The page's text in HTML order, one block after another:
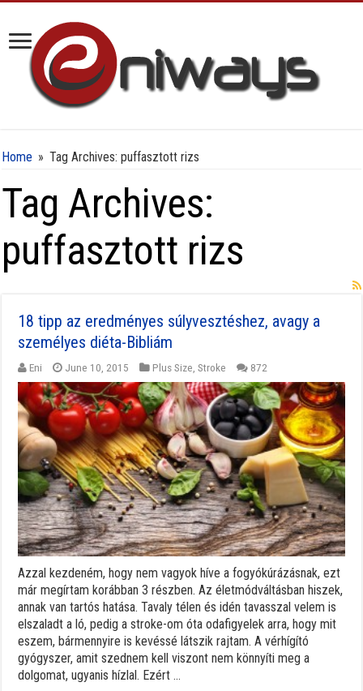
Home » Tag Archives: puffasztott rizs
Tag Archives:
puffasztott rizs
18 tipp az eredményes súlyvesztéshez, avagy a
személyes diéta-Bibliám
Eni June 10, 2015 Plus Size ,Stroke 872
Azzal kezdeném, hogy nem vagyok híve a fogyókúrázásnak, ezt
már megírtam korábban 3 részben. Az életmódváltásban hiszek,
annak van tartós hatása. Tavaly télen és idén tavasszal velem is
elszaladt a ló, pedig a stroke-om óta odafigyelek arra, hogy mit
eszem, bármennyire is kevéssé látszik rajtam. A vérhígító
gyógyszer, amit szednem kell viszont nem könnyíti meg a
dolgomat, ugyanis hízlal. Ezért ...